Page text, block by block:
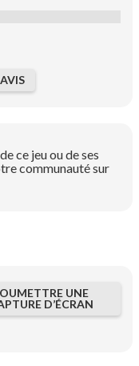
ce jeu ou de ses
communauté sur
UNE
D’ÉCRAN